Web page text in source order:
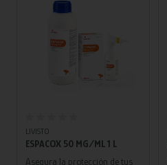
LIVISTO
ESPACOX 50 MG/ML 1 L
Asegura la protección de tus